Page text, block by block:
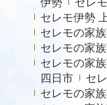
2022年4月
2021年12月
2021年10月
2021年8月
2021年7月
セレモ伊勢
セレモの家
セレモの家
セレモの家
四日市
セ
セレモの家